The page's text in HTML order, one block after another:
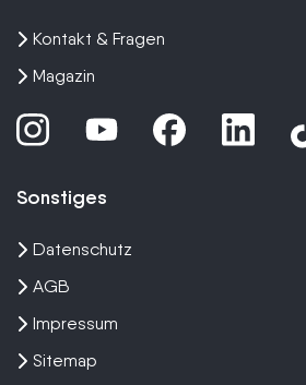
Kontakt & Fragen
Magazin
Sonstiges
Datenschutz
AGB
Impressum
Sitemap